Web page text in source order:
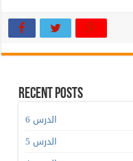
Recent Posts
الدرس 6
الدرس 5